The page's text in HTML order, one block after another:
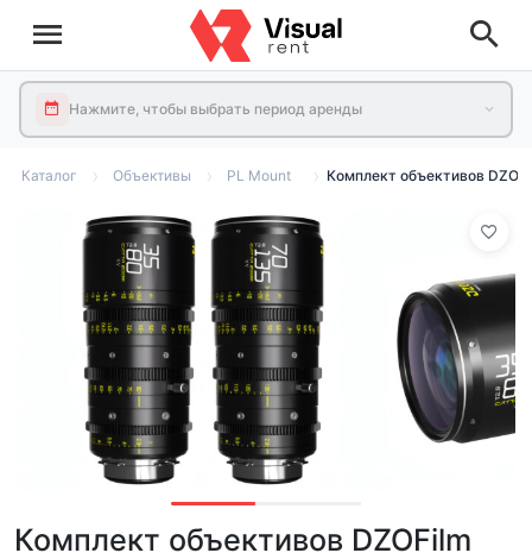
Нажмите, чтобы выбрать период аренды
Каталог Объективы PL Mount Комплект объективов
Комплект объективов DZOFilm